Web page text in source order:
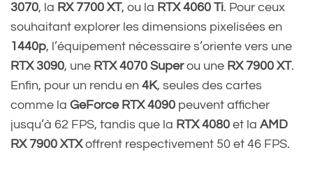
3070, la RX 7700 XT, ou la RTX 4060 Ti. Pour ceux
souhaitant explorer les dimensions pixelisées en
1440p, l’équipement nécessaire s’oriente vers une
RTX 3090, une RTX 4070 Superou une RX 7900 XT.
Enfin, pour un rendu en 4K, seules des cartes
comme la GeForce RTX 4090 peuvent afficher
jusqu’à 62 FPS, tandis que la RTX 4080 et la AMD
RX 7900 XTXoffrent respectivement 50 et 46 FPS.